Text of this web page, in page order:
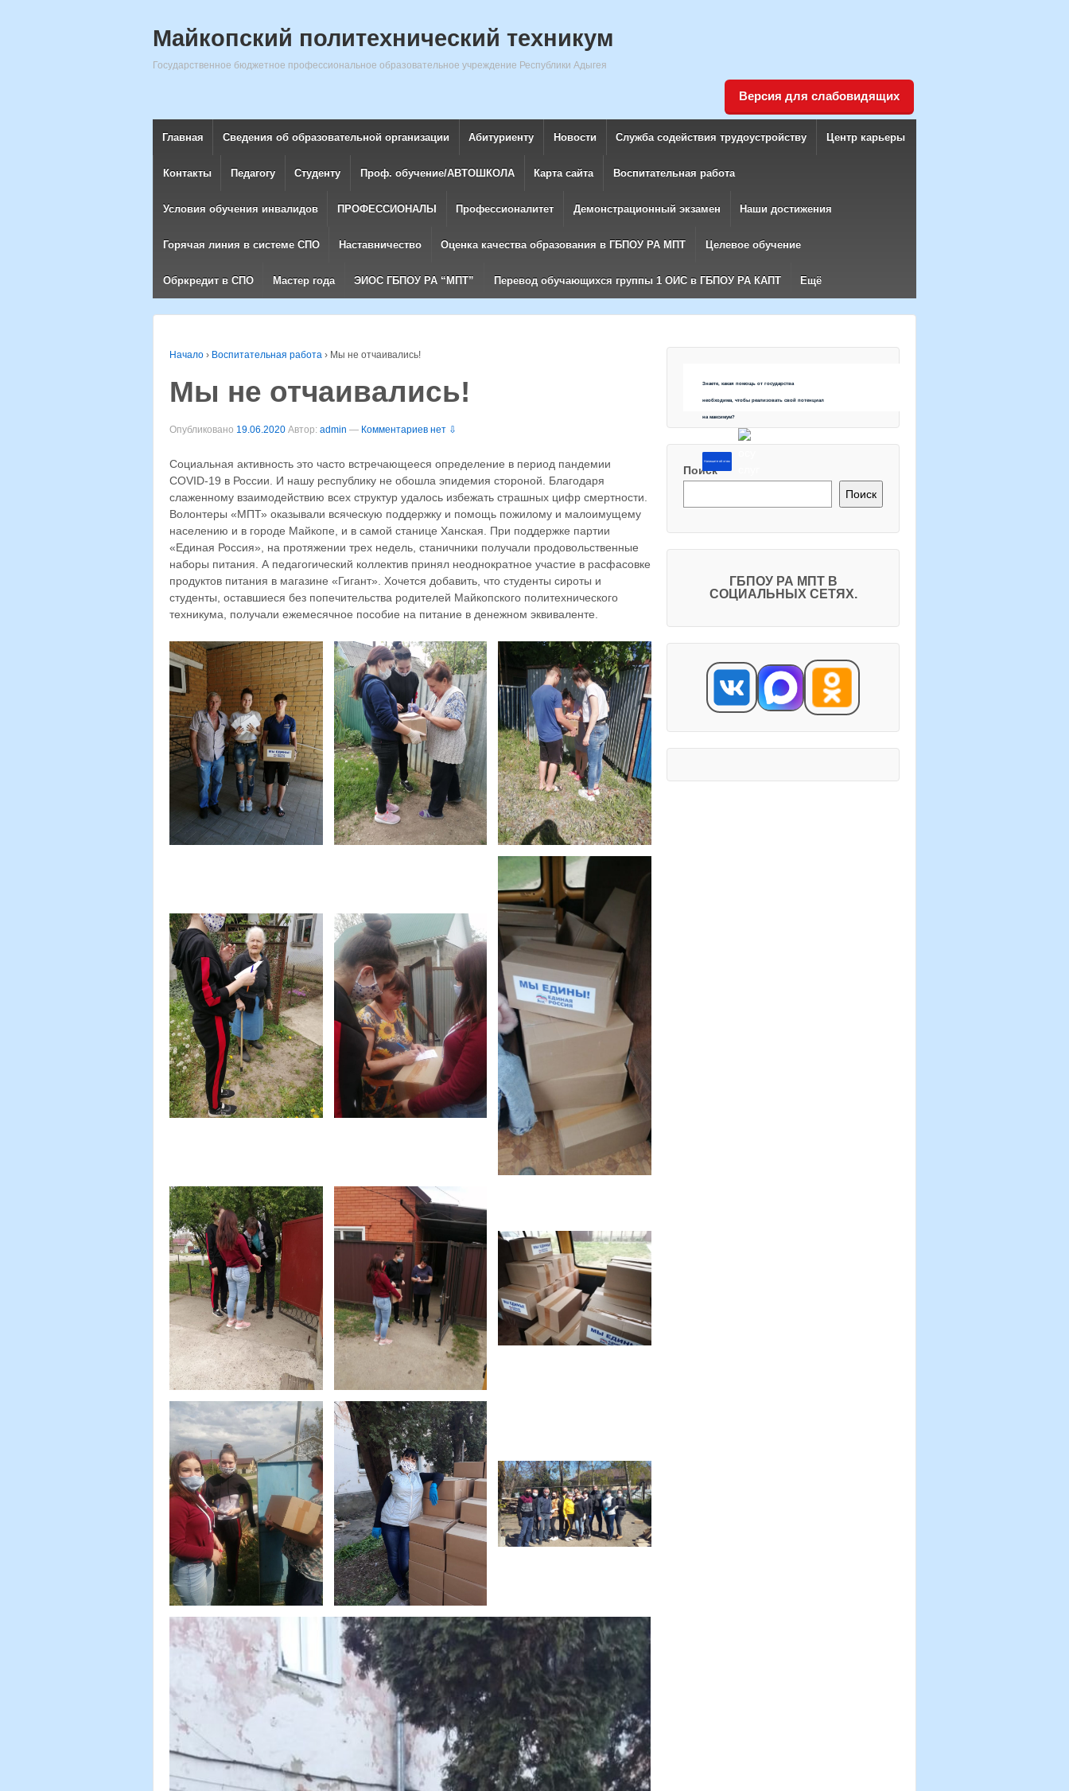
Майкопский политехнический техникум
Государственное бюджетное профессиональное образовательное учреждение Республики Адыгея
Версия для слабовидящих
Главная Сведения об образовательной организации Абитуриенту Новости Служба содействия трудоустройству Центр карьеры
Контакты Педагогу Студенту Проф. обучение/АВТОШКОЛА Карта сайта Воспитательная работа
Условия обучения инвалидов ПРОФЕССИОНАЛЫ Профессионалитет Демонстрационный экзамен Наши достижения
Горячая линия в системе СПО Наставничество Оценка качества образования в ГБПОУ РА МПТ Целевое обучение
Обркредит в СПО Мастер года ЭИОС ГБПОУ РА “МПТ” Перевод обучающихся группы 1 ОИС в ГБПОУ РА КАПТ Ещё
Начало › Воспитательная работа › Мы не отчаивались!
Мы не отчаивались!
Опубликовано 19.06.2020 Автор: admin — Комментариев нет ⇩
Социальная активность это часто встречающееся определение в период пандемии
COVID-19 в России. И нашу республику не обошла эпидемия стороной. Благодаря
слаженному взаимодействию всех структур удалось избежать страшных цифр смертности.
Волонтеры «МПТ» оказывали всяческую поддержку и помощь пожилому и малоимущему
населению и в городе Майкопе, и в самой станице Ханская. При поддержке партии
«Единая Россия», на протяжении трех недель, станичники получали продовольственные
наборы питания. А педагогический коллектив принял неоднократное участие в расфасовке
продуктов питания в магазине «Гигант». Хочется добавить, что студенты сироты и
студенты, оставшиеся без попечительства родителей Майкопского политехнического
техникума, получали ежемесячное пособие на питание в денежном эквиваленте.
Знаете, какая помощь от государства
необходима, чтобы реализовать свой потенциал
на максимум?
Напишите об этом
Поиск
Поиск
ГБПОУ РА МПТ В
СОЦИАЛЬНЫХ СЕТЯХ.